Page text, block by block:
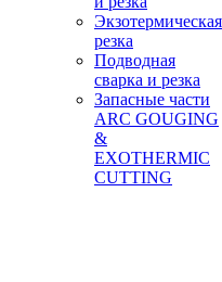
Экзотермическая
резка
Подводная
сварка и резка
Запасные части
ARC GOUGING
&
EXOTHERMIC
CUTTING